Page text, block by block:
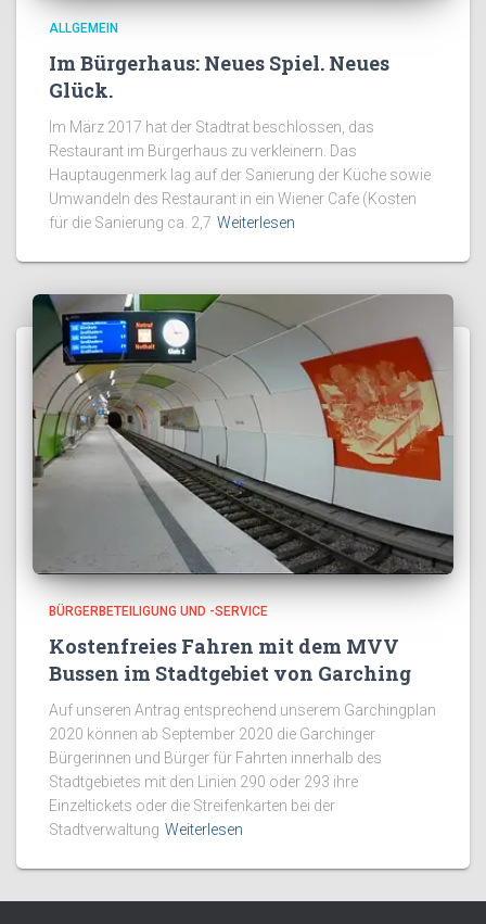
ALLGEMEIN
Im Bürgerhaus: Neues Spiel. Neues
Glück.
Im März 2017 hat der Stadtrat beschlossen, das
Restaurant im Bürgerhaus zu verkleinern. Das
Hauptaugenmerk lag auf der Sanierung der Küche sowie
Umwandeln des Restaurant in ein Wiener Cafe (Kosten
für die Sanierung ca. 2,7 Weiterlesen
BÜRGERBETEILIGUNG UND -SERVICE
Kostenfreies Fahren mit dem MVV
Bussen im Stadtgebiet von Garching
Auf unseren Antrag entsprechend unserem Garchingplan
2020 können ab September 2020 die Garchinger
Bürgerinnen und Bürger für Fahrten innerhalb des
Stadtgebietes mit den Linien 290 oder 293 ihre
Einzeltickets oder die Streifenkarten bei der
Stadtverwaltung Weiterlesen